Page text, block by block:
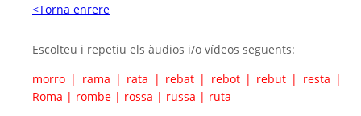
<Torna enrere
Escolteu i repetiu els àudios i/o vídeos següents:
morro | rama | rata | rebat | rebot | rebut | resta |
Roma | rombe | rossa | russa | ruta